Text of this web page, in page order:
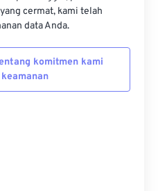
cermat, kami telah
data Anda.
komitmen kami